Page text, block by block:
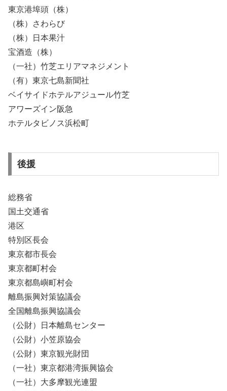
東京港埠頭（株）
（株）さわらび
（株）日本果汁
宝酒造（株）
（一社）竹芝エリアマネジメント
（有）東京七島新聞社
ベイサイドホテルアジュール竹芝
アワーズイン阪急
ホテルタビノス浜松町
後援
総務省
国土交通省
港区
特別区長会
東京都市長会
東京都町村会
東京都島嶼町村会
離島振興対策協議会
全国離島振興協議会
（公財）日本離島センター
（公財）小笠原協会
（公財）東京観光財団
（一社）東京都港湾振興協会
（一社）大多摩観光連盟